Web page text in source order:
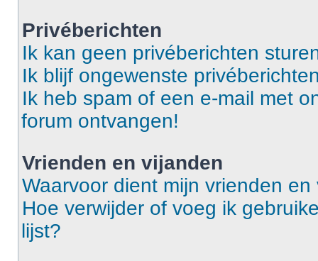
Privéberichten
Ik kan geen privéberichten
Ik blijf ongewenste
Ik heb spam of een e-mail met
forum ontvangen!
Vrienden en vijanden
Waarvoor dient mijn vrienden en
Hoe verwijder of voeg ik
lijst?